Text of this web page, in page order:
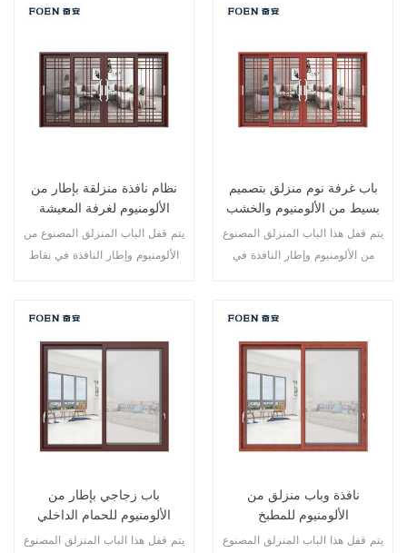
مختلفة من الأبواب لتلبية الاحتياجات
مختلفة من الأبواب لتلبية الاحتياجات
نظام نافذة منزلقة بإطار من
الألومنيوم لغرفة المعيشة
بطباعة خشبية
يتم قفل الباب المنزلق المصنوع من
الألومنيوم وإطار النافذة في نقاط
الأبواب لتلبية الاحتياجات المعمارية
المختلفة.
باب غرفة نوم منزلق بتصميم
بسيط من الألومنيوم والخشب
يتم قفل هذا الباب المنزلق المصنوع
من الألومنيوم وإطار النافذة في
أنواع مختلفة من الأبواب لتلبية
باب زجاجي بإطار من
الألومنيوم للحمام الداخلي
يتم قفل هذا الباب المنزلق المصنوع
نافذة وباب منزلق من
الألومنيوم للمطبخ
يتم قفل هذا الباب المنزلق المصنوع